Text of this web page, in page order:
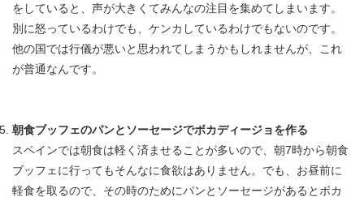
をしていると、声が大きくてみんなの注目を集めてしまいます。
別に怒っているわけでも、ケンカしているわけでもないのです。
他の国では行儀が悪いと思われてしまうかもしれませんが、これ
が普通なんです。
朝食ブッフェのパンとソーセージでボカディージョを作る
スペインでは朝食は軽く済ませることが多いので、朝7時から朝食
ブッフェに行ってもそんなに食欲はありません。でも、お昼前に
軽食を取るので、その時のためにパンとソーセージがあるとボカ